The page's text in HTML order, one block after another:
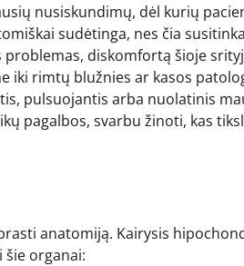
nusiskundimų, dėl kurių
sudėtinga, nes čia
diskomfortą šioje
iki rimtų blužnies ar kasos
pulsuojantis arba nuolatinis
pagalbos, svarbu žinoti, kas
anatomiją. Kairysis
šie organai: